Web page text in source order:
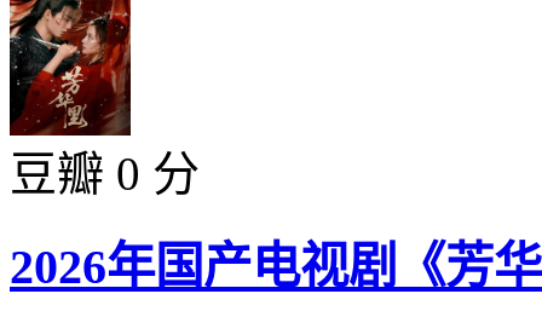
豆瓣 0 分
2026年国产电视剧《芳